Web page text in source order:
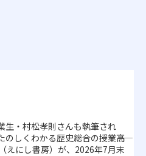
生・村松孝則さんも執筆され
しくわかる歴史総合の授業――高
えにし書房）が、2026年7月末